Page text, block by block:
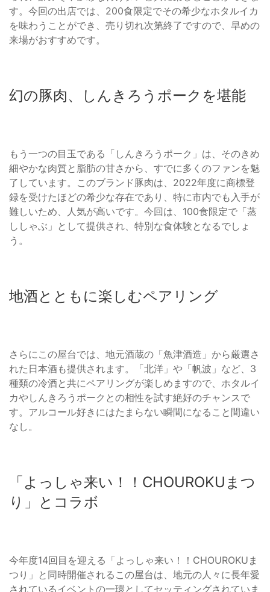
す。今回の出店では、200食限定でその希少なホタルイカ
を味わうことができ、売り切れ次第終了ですので、早めの
来場がおすすめです。
幻の豚肉、しんきろうポークを堪能
もう一つの目玉である「しんきろうポーク」は、そのきめ
細やかな肉質と脂肪の甘さから、すでに多くのファンを魅
了しています。このブランド豚肉は、2022年度に商標登
録を受けたほどの希少な存在であり、特に市内でも入手が
難しいため、人気が高いです。今回は、100食限定で「蒸
ししゃぶ」として提供され、特別な食体験となるでしょ
う。
地酒とともに楽しむペアリング
さらにこの屋台では、地元酒蔵の「魚津酒造」から厳選さ
れた日本酒も提供されます。「北洋」や「帆波」など、3
種類の冷酒と共にペアリングが楽しめますので、ホタルイ
カやしんきろうポークとの相性を試す絶好のチャンスで
す。アルコール好きにはたまらない瞬間になること間違い
なし。
「よっしゃ来い！！CHOUROKUまつ
り」とコラボ
今年度14回目を迎える「よっしゃ来い！！CHOUROKUま
つり」と同時開催されるこの屋台は、地元の人々に長年愛
されているイベントの一環としてセッティングされていま